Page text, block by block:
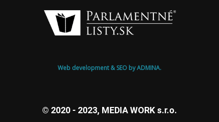
Web development & SEO by ADMINA.
© 2020 - 2023, MEDIA WORK s.r.o.